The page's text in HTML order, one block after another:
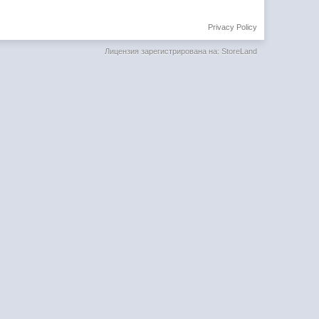
Privacy Policy
Лицензия зарегистрирована на: StoreLand